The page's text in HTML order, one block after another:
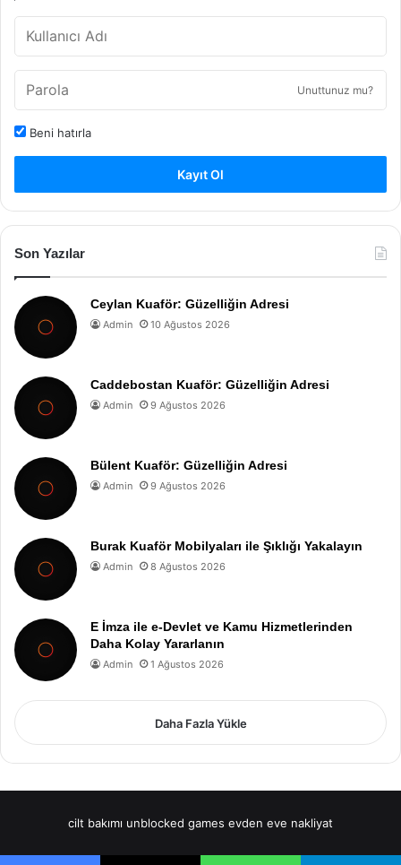
Unuttunuz mu?
Beni hatırla
Kayıt Ol
Son Yazılar
Ceylan Kuaför: Güzelliğin Adresi
Admin 10 Ağustos 2026
Caddebostan Kuaför: Güzelliğin Adresi
Admin 9 Ağustos 2026
Bülent Kuaför: Güzelliğin Adresi
Admin 9 Ağustos 2026
Burak Kuaför Mobilyaları ile Şıklığı Yakalayın
Admin 8 Ağustos 2026
E İmza ile e-Devlet ve Kamu Hizmetlerinden
Daha Kolay Yararlanın
Admin 1 Ağustos 2026
Daha Fazla Yükle
cilt bakımı unblocked games evden eve nakliyat